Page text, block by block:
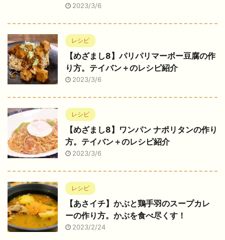
2023/3/6
レシピ
【めざまし8】パリパリマーボー豆腐の作
り方。テイバン＋のレシピ紹介
2023/3/6
レシピ
【めざまし8】ワンパン ナポリタンの作り
方。テイバン＋のレシピ紹介
2023/3/6
レシピ
【あさイチ】かぶと鶏手羽のスープカレ
ーの作り方。かぶを食べ尽くす！
2023/2/24